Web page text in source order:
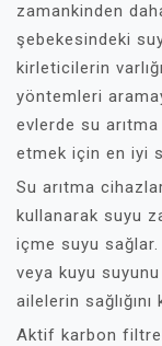
zamankinden
şebekesindeki
kirleticilerin
yöntemleri
evlerde su
etmek için en iyi
Su arıtma
kullanarak suyu
içme suyu
veya kuyu
ailelerin sağlığını
Aktif karbon